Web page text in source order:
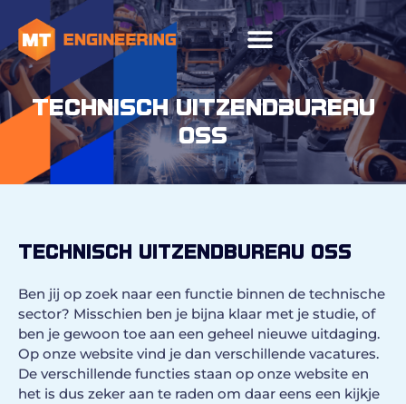
TECHNISCH UITZENDBUREAU
OSS
Technisch uitzendbureau Oss
Ben jij op zoek naar een functie binnen de technische
sector? Misschien ben je bijna klaar met je studie, of
ben je gewoon toe aan een geheel nieuwe uitdaging.
Op onze website vind je dan verschillende vacatures.
De verschillende functies staan op onze website en
het is dus zeker aan te raden om daar eens een kijkje